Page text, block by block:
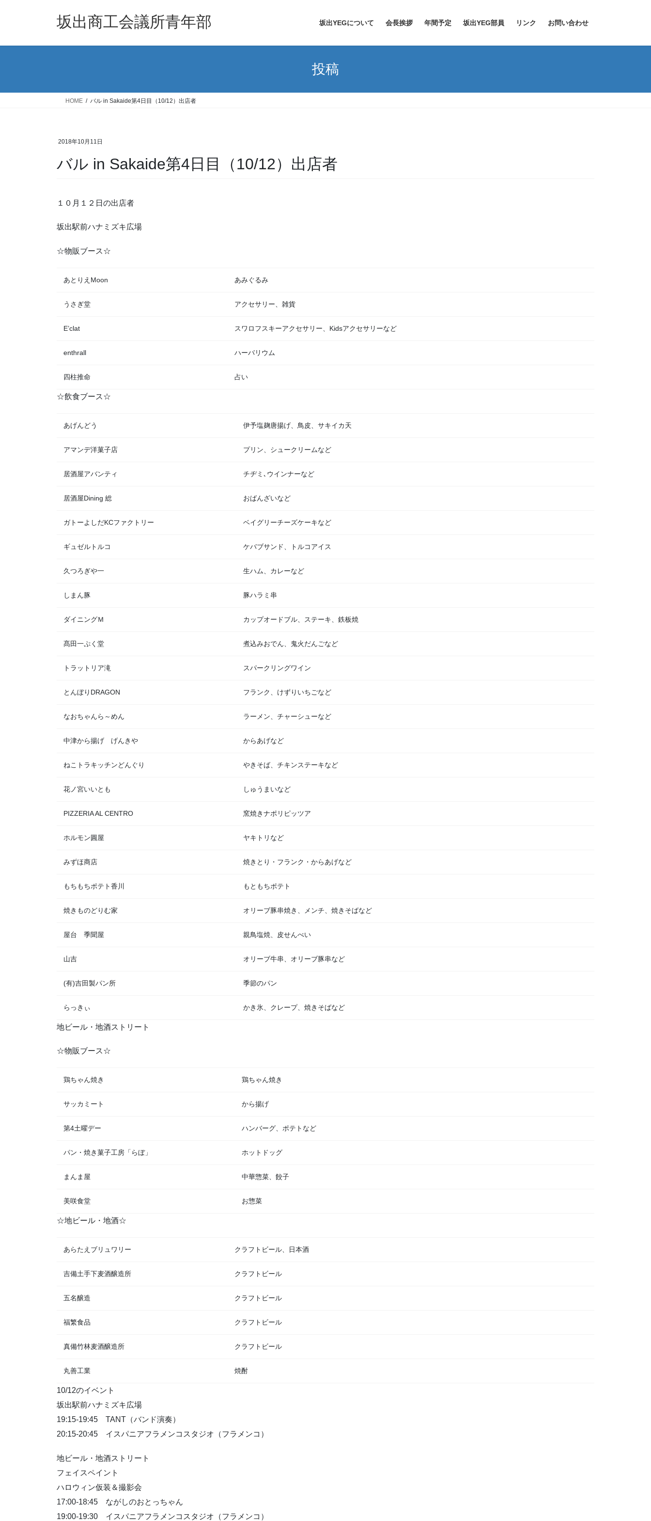
坂出商工会議所青年部 坂出YEGについて 会長挨拶 年間予定 坂出YEG部員 リンク お問い合わせ
投稿
HOME バル in Sakaide第4日目（10/12）出店者
2018年10月11日
バル in Sakaide第4日目（10/12）出店者
１０月１２日の出店者
坂出駅前ハナミズキ広場
☆物販ブース☆
あとりえMoon あみぐるみ
うさぎ堂 アクセサリー、雑貨
E’clat スワロフスキーアクセサリー、Kidsアクセサリーなど
enthrall ハーバリウム
四柱推命 占い
☆飲食ブース☆
あげんどう 伊予塩麹唐揚げ、鳥皮、サキイカ天
アマンデ洋菓子店 プリン、シュークリームなど
居酒屋アバンティ チヂミ､ウインナーなど
居酒屋Dining 総 おばんざいなど
ガトーよしだKCファクトリー ベイグリーチーズケーキなど
ギュゼルトルコ ケバブサンド、トルコアイス
久つろぎや一 生ハム、カレーなど
しまん豚 豚ハラミ串
ダイニングＭ カップオードブル、ステーキ、鉄板焼
髙田一ぷく堂 煮込みおでん、鬼火だんごなど
トラットリア滝 スパークリングワイン
とんぼりDRAGON フランク、けずりいちごなど
なおちゃんら～めん ラーメン、チャーシューなど
中津から揚げ げんきや からあげなど
ねこトラキッチンどんぐり やきそば、チキンステーキなど
花ノ宮いいとも しゅうまいなど
PIZZERIA AL CENTRO 窯焼きナポリピッツア
ホルモン圓屋 ヤキトリなど
みずほ商店 焼きとり・フランク・からあげなど
もちもちポテト香川 もともちポテト
焼きものどりむ家 オリーブ豚串焼き、メンチ、焼きそばなど
屋台 季聞屋 親鳥塩焼、皮せんべい
山吉 オリーブ牛串、オリーブ豚串など
(有)吉田製パン所 季節のパン
らっきぃ かき氷、クレープ、焼きそばなど
地ビール・地酒ストリート
☆物販ブース☆
鶏ちゃん焼き 鶏ちゃん焼き
サッカミート から揚げ
第4土曜デー ハンバーグ、ポテトなど
パン・焼き菓子工房「らぼ」 ホットドッグ
まんま屋 中華惣菜、餃子
美咲食堂 お惣菜
☆地ビール・地酒☆
あらたえブリュワリー クラフトビール、日本酒
吉備土手下麦酒醸造所 クラフトビール
五名醸造 クラフトビール
福繁食品 クラフトビール
真備竹林麦酒醸造所 クラフトビール
丸善工業 焼酎
10/12のイベント
坂出駅前ハナミズキ広場
19:15-19:45 TANT（バンド演奏）
20:15-20:45 イスパニアフラメンコスタジオ（フラメンコ）
地ビール・地酒ストリート
フェイスペイント
ハロウィン仮装＆撮影会
17:00-18:45 ながしのおとっちゃん
19:00-19:30 イスパニアフラメンコスタジオ（フラメンコ）